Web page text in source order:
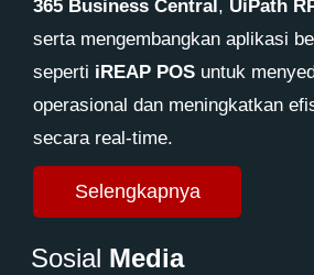
365 Business Central, UiPath
serta mengembangkan aplikasi
seperti iREAP POS untuk
operasional dan meningkatkan
secara real-time.
Selengkapnya
Sosial Media